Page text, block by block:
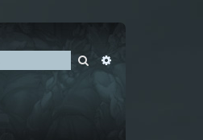
Rechercher